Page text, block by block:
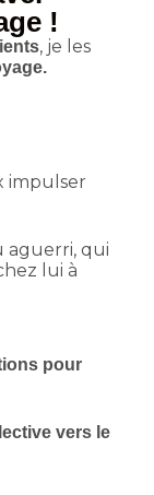
!
, je les
impulser
aguerri, qui
lui à
pour
vers le